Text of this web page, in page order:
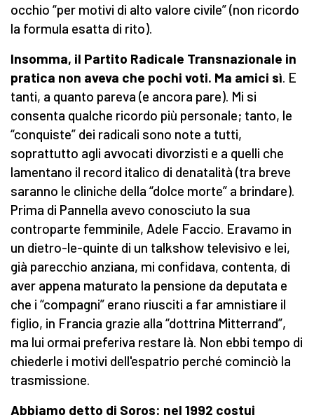
occhio “per motivi di alto valore civile” (non ricordo
la formula esatta di rito).
Insomma, il Partito Radicale Transnazionale in
pratica non aveva che pochi voti. Ma amici sì. E
tanti, a quanto pareva (e ancora pare). Mi si
consenta qualche ricordo più personale; tanto, le
“conquiste” dei radicali sono note a tutti,
soprattutto agli avvocati divorzisti e a quelli che
lamentano il record italico di denatalità (tra breve
saranno le cliniche della “dolce morte” a brindare).
Prima di Pannella avevo conosciuto la sua
controparte femminile, Adele Faccio. Eravamo in
un dietro-le-quinte di un talkshow televisivo e lei,
già parecchio anziana, mi confidava, contenta, di
aver appena maturato la pensione da deputata e
che i “compagni” erano riusciti a far amnistiare il
figlio, in Francia grazie alla “dottrina Mitterrand”,
ma lui ormai preferiva restare là. Non ebbi tempo di
chiederle i motivi dell'espatrio perché cominciò la
trasmissione.
Abbiamo detto di Soros: nel 1992 costui